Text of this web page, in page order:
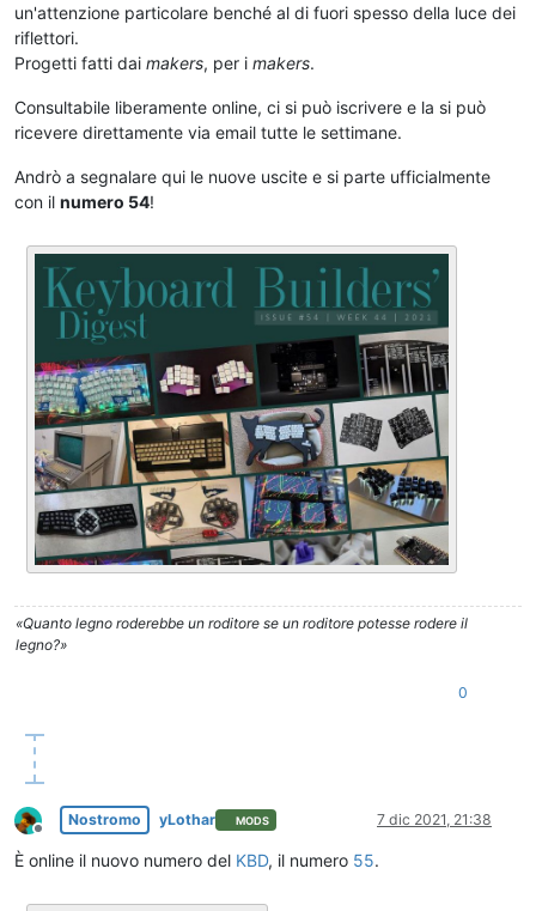
un'attenzione particolare benché al di fuori spesso della luce dei
riflettori.
Progetti fatti dai makers, per i makers.
Consultabile liberamente online, ci si può iscrivere e la si può
ricevere direttamente via email tutte le settimane.
Andrò a segnalare qui le nuove uscite e si parte ufficialmente
con il numero 54!
«Quanto legno roderebbe un roditore se un roditore potesse rodere il
legno?»
0
Non in linea
Nostromo yLothar MODS 7 dic 2021, 21:38
È online il nuovo numero del KBD, il numero 55.